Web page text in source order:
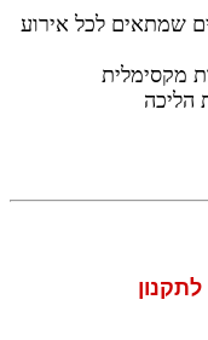
שמתאים לכל אירוע
מקסימלית
הליכה